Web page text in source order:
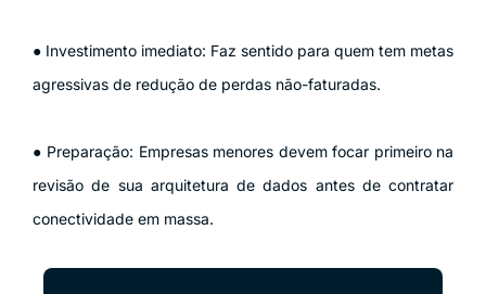
● Investimento imediato: Faz sentido para quem tem metas
agressivas de redução de perdas não-faturadas.
● Preparação: Empresas menores devem focar primeiro na
revisão de sua arquitetura de dados antes de contratar
conectividade em massa.